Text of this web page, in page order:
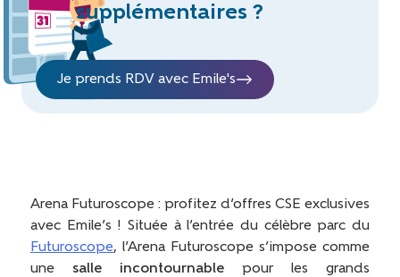
supplémentaires ?
Je prends RDV avec Emile's
Arena Futuroscope : profitez d’offres CSE exclusives
avec Emile’s ! Située à l’entrée du célèbre parc du
Futuroscope, l’Arena Futuroscope s’impose comme
une salle incontournable pour les grands